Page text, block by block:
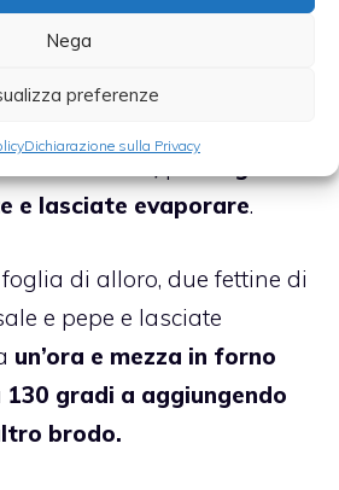
Nega
preferenze
Dichiarazione sulla Privacy
tegame da forno
di olio e un po’ di brodo.
e lasciate evaporare.
di alloro, due fettine di
e pepe e lasciate
un’ora e mezza in forno
gradi a aggiungendo
brodo.